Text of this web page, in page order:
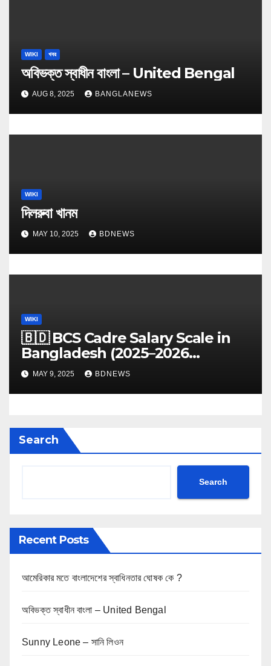
WIKI খবর
অবিভক্ত স্বাধীন বাংলা – United Bengal
AUG 8, 2025 BANGLANEWS
WIKI
দিলরুবা খানম
MAY 10, 2025 BDNEWS
WIKI
🇧🇩 BCS Cadre Salary Scale in
Bangladesh (2025–2026
Updated Guide)
MAY 9, 2025 BDNEWS
Search
Search
Recent Posts
আমেরিকার মতে বাংলাদেশের স্বাধিনতার ঘোষক কে ?
অবিভক্ত স্বাধীন বাংলা – United Bengal
Sunny Leone – সানি লিওন